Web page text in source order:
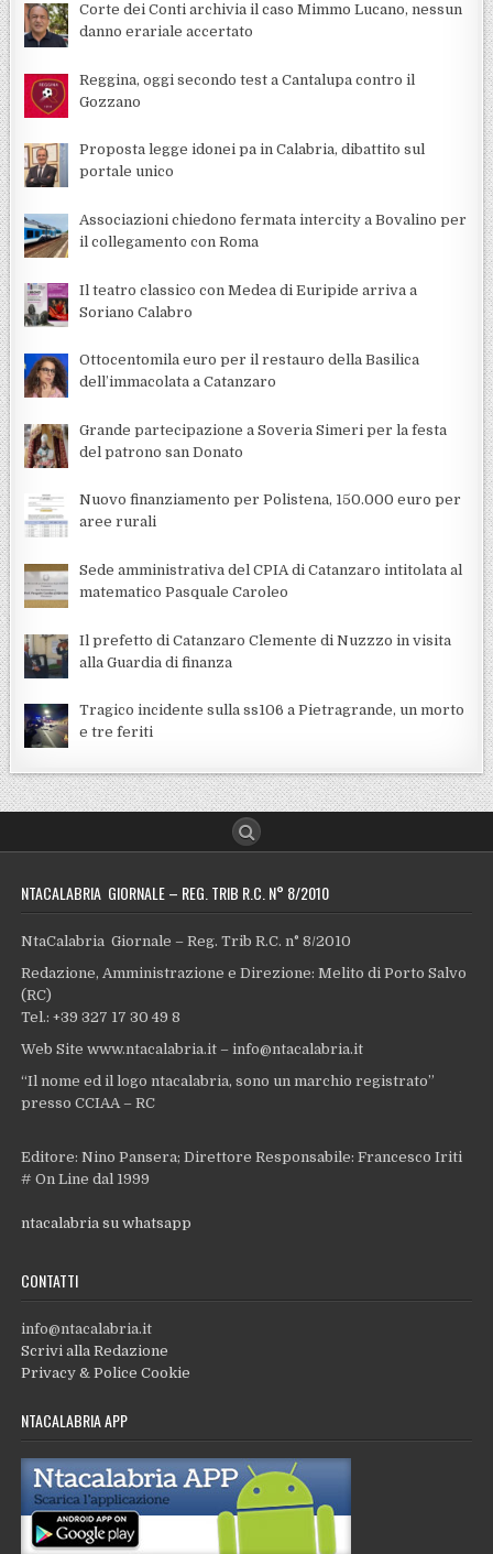
Corte dei Conti archivia il caso Mimmo Lucano, nessun
danno erariale accertato
Reggina, oggi secondo test a Cantalupa contro il
Gozzano
Proposta legge idonei pa in Calabria, dibattito sul
portale unico
Associazioni chiedono fermata intercity a Bovalino per
il collegamento con Roma
Il teatro classico con Medea di Euripide arriva a
Soriano Calabro
Ottocentomila euro per il restauro della Basilica
dell’immacolata a Catanzaro
Grande partecipazione a Soveria Simeri per la festa
del patrono san Donato
Nuovo finanziamento per Polistena, 150.000 euro per
aree rurali
Sede amministrativa del CPIA di Catanzaro intitolata al
matematico Pasquale Caroleo
Il prefetto di Catanzaro Clemente di Nuzzzo in visita
alla Guardia di finanza
Tragico incidente sulla ss106 a Pietragrande, un morto
e tre feriti
NTACALABRIA GIORNALE – REG. TRIB R.C. N° 8/2010
NtaCalabria Giornale – Reg. Trib R.C. n° 8/2010
Redazione, Amministrazione e Direzione: Melito di Porto Salvo
(RC)
Tel.: +39 327 17 30 49 8
Web Site www.ntacalabria.it – info@ntacalabria.it
“Il nome ed il logo ntacalabria, sono un marchio registrato”
presso CCIAA – RC
Editore: Nino Pansera; Direttore Responsabile: Francesco Iriti
# On Line dal 1999
ntacalabria su whatsapp
CONTATTI
info@ntacalabria.it
Scrivi alla Redazione
Privacy & Police Cookie
NTACALABRIA APP